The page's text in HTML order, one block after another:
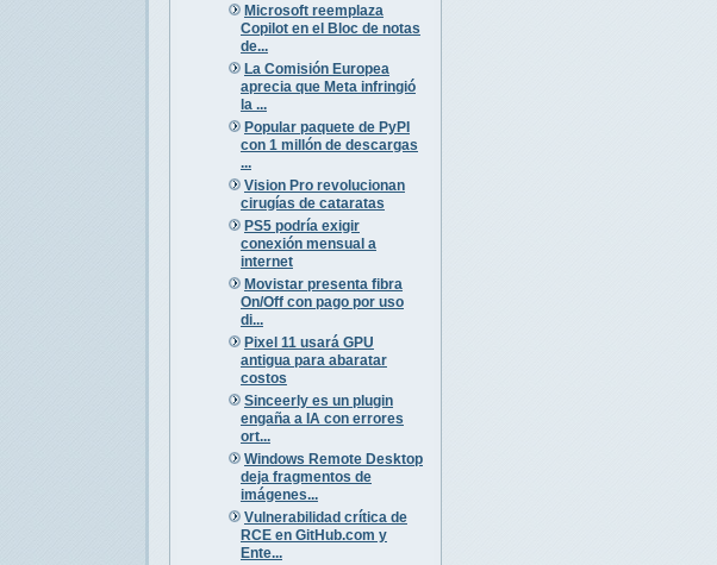
Microsoft reemplaza
Copilot en el Bloc de notas
de...
La Comisión Europea
aprecia que Meta infringió
la ...
Popular paquete de PyPI
con 1 millón de descargas
...
Vision Pro revolucionan
cirugías de cataratas
PS5 podría exigir
conexión mensual a
internet
Movistar presenta fibra
On/Off con pago por uso
di...
Pixel 11 usará GPU
antigua para abaratar
costos
Sinceerly es un plugin
engaña a IA con errores
ort...
Windows Remote Desktop
deja fragmentos de
imágenes...
Vulnerabilidad crítica de
RCE en GitHub.com y
Ente...